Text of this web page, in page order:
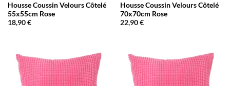
Housse Coussin Velours Côtelé
55x55cm Rose
18,90€
Housse Coussin Velours Côtelé
70x70cm Rose
22,90€